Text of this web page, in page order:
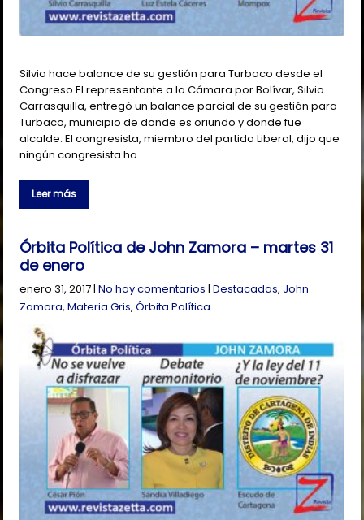
Silvio hace balance de su gestión para Turbaco desde el
Congreso El representante a la Cámara por Bolívar, Silvio
Carrasquilla, entregó un balance parcial de su gestión para
Turbaco, municipio de donde es oriundo y donde fue
alcalde. El congresista, miembro del partido Liberal, dijo que
ningún congresista ha…
Leer más
Órbita Política de John Zamora – martes 31
de enero
enero 31, 2017|No hay comentarios |Destacadas, John
Zamora,Materia Gris,Órbita Política